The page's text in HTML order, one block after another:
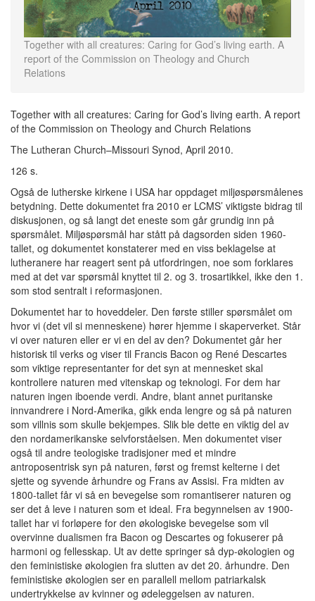
Together with all creatures: Caring for God’s living earth. A
report of the Commission on Theology and Church
Relations
Together with all creatures: Caring for God’s living earth. A report
of the Commission on Theology and Church Relations
The Lutheran Church–Missouri Synod, April 2010.
126 s.
Også de lutherske kirkene i USA har oppdaget miljøspørsmålenes
betydning. Dette dokumentet fra 2010 er LCMS’ viktigste bidrag til
diskusjonen, og så langt det eneste som går grundig inn på
spørsmålet. Miljøspørsmål har stått på dagsorden siden 1960-
tallet, og dokumentet konstaterer med en viss beklagelse at
lutheranere har reagert sent på utfordringen, noe som forklares
med at det var spørsmål knyttet til 2. og 3. trosartikkel, ikke den 1.
som stod sentralt i reformasjonen.
Dokumentet har to hoveddeler. Den første stiller spørsmålet om
hvor vi (det vil si menneskene) hører hjemme i skaperverket. Står
vi over naturen eller er vi en del av den? Dokumentet går her
historisk til verks og viser til Francis Bacon og René Descartes
som viktige representanter for det syn at mennesket skal
kontrollere naturen med vitenskap og teknologi. For dem har
naturen ingen iboende verdi. Andre, blant annet puritanske
innvandrere i Nord-Amerika, gikk enda lengre og så på naturen
som villnis som skulle bekjempes. Slik ble dette en viktig del av
den nordamerikanske selvforståelsen. Men dokumentet viser
også til andre teologiske tradisjoner med et mindre
antroposentrisk syn på naturen, først og fremst kelterne i det
sjette og syvende århundre og Frans av Assisi. Fra midten av
1800-tallet får vi så en bevegelse som romantiserer naturen og
ser det å leve i naturen som et ideal. Fra begynnelsen av 1900-
tallet har vi forløpere for den økologiske bevegelse som vil
overvinne dualismen fra Bacon og Descartes og fokuserer på
harmoni og fellesskap. Ut av dette springer så dyp-økologien og
den feministiske økologien fra slutten av det 20. århundre. Den
feministiske økologien ser en parallell mellom patriarkalsk
undertrykkelse av kvinner og ødeleggelsen av naturen.